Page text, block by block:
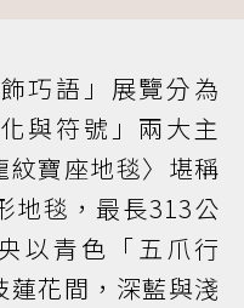
巧語」展覽分為
與符號」兩大主
寶座地毯〉堪稱
地毯，最長313公
以青色「五爪行
花間，深藍與淺